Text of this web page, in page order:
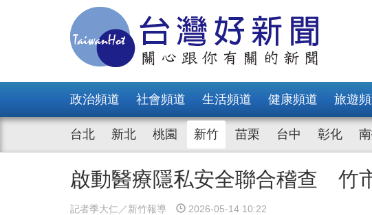
政治頻道 社會頻道 生活頻道 健康頻道 旅遊
台北 新北 桃園 新竹 苗栗 台中 彰化
啟動醫療隱私安全聯合稽查 竹
記者季大仁／新竹報導 2026-05-14 10:22